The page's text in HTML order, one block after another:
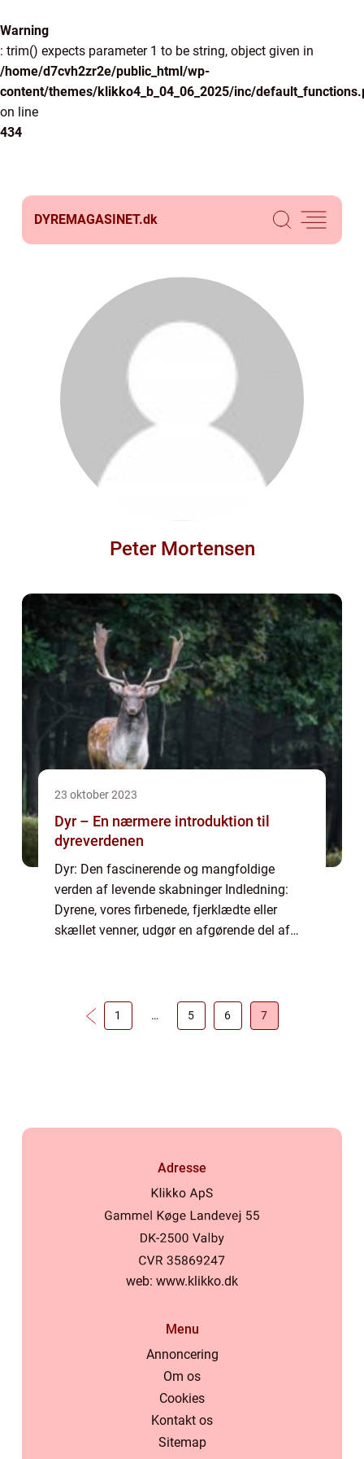
Warning
: trim() expects parameter 1 to be string, object given in
/home/d7cvh2zr2e/public_html/wp-
content/themes/klikko4_b_04_06_2025/inc/
on line
434
DYREMAGASINET.dk
Peter Mortensen
23 oktober 2023
Dyr – En nærmere introduktion til
dyreverdenen
Dyr: Den fascinerende og mangfoldige
verden af levende skabninger Indledning:
Dyrene, vores firbenede, fjerklædte eller
skællet venner, udgør en afgørende del af
1 … 5 6 7
Adresse
web: www.klikko.dk
Menu
Annoncering
Om os
Cookies
Kontakt os
Sitemap